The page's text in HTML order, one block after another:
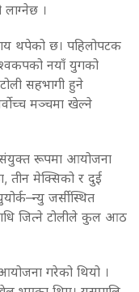
लाग्नेछ ।
थपेको छ। पहिलोपटक
नयाँ युगको
सहभागी हुने
मञ्चमा खेल्ने
संयुक्त रूपमा आयोजना
तीन मेक्सिको र दुई
जर्सीस्थित
जित्ने टोलीले कुल आठ
गरेको थियो ।